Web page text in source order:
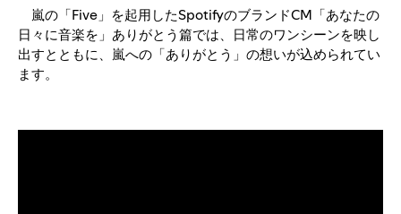
嵐の「Five」を起用したSpotifyのブランドCM「あなたの
日々に音楽を」ありがとう篇では、日常のワンシーンを映し
出すとともに、嵐への「ありがとう」の想いが込められてい
ます。